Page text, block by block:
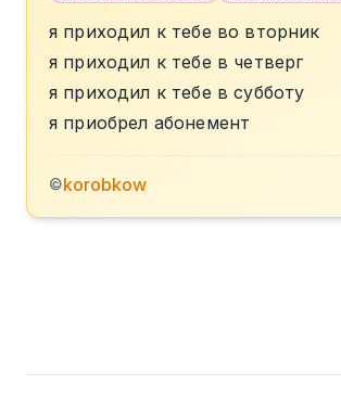
я приходил к тебе во вторник
я приходил к тебе в четверг
я приходил к тебе в субботу
я приобрел абонемент
©korobkow